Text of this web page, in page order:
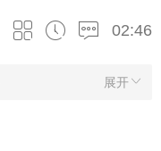
02:46
展开